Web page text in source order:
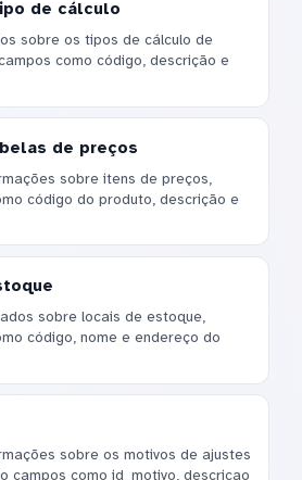
de cálculo
sobre os tipos de cálculo de
como código, descrição e
de preços
sobre itens de preços,
código do produto, descrição e
sobre locais de estoque,
código, nome e endereço do
sobre os motivos de ajustes
campos como id_motivo, descricao